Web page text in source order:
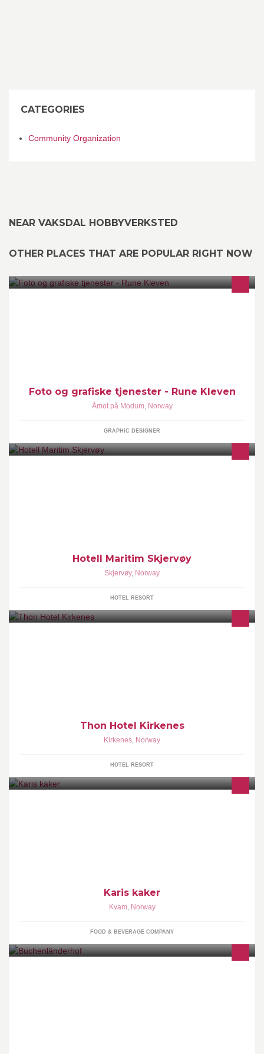
CATEGORIES
Community Organization
NEAR VAKSDAL HOBBYVERKSTED
OTHER PLACES THAT ARE POPULAR RIGHT NOW
Foto og grafiske tjenester - Rune Kleven
Åmot på Modum, Norway
GRAPHIC DESIGNER
Hotell Maritim Skjervøy
Skjervøy, Norway
HOTEL RESORT
Thon Hotel Kirkenes
Kirkenes, Norway
HOTEL RESORT
Karis kaker
Kvam, Norway
FOOD & BEVERAGE COMPANY